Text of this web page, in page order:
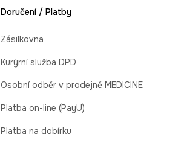
Doručení / Platby
Zásilkovna
Kurýrní služba DPD
Osobní odběr v prodejně MEDICINE
Platba on-line (PayU)
Platba na dobírku